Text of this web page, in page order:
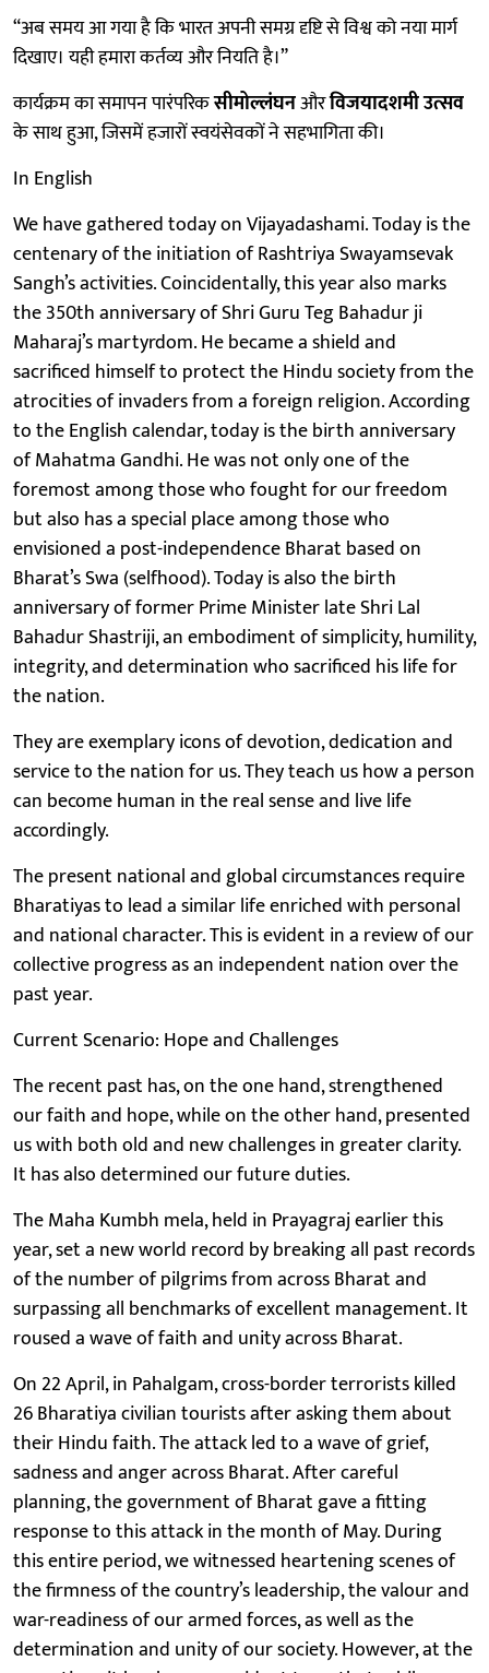
“अब समय आ गया है कि भारत अपनी समग्र दृष्टि से विश्व को नया मार्ग
दिखाए। यही हमारा कर्तव्य और नियति है।”
कार्यक्रम का समापन पारंपरिकसीमोल्लंघनऔरविजयादशमी उत्सव
के साथ हुआ, जिसमें हजारों स्वयंसेवकों ने सहभागिता की।
In English
We have gathered today on Vijayadashami. Today is the
centenary of the initiation of Rashtriya Swayamsevak
Sangh’s activities. Coincidentally, this year also marks
the 350th anniversary of Shri Guru Teg Bahadur ji
Maharaj’s martyrdom. He became a shield and
sacrificed himself to protect the Hindu society from the
atrocities of invaders from a foreign religion. According
to the English calendar, today is the birth anniversary
of Mahatma Gandhi. He was not only one of the
foremost among those who fought for our freedom
but also has a special place among those who
envisioned a post-independence Bharat based on
Bharat’s Swa (selfhood). Today is also the birth
anniversary of former Prime Minister late Shri Lal
Bahadur Shastriji, an embodiment of simplicity, humility,
integrity, and determination who sacrificed his life for
the nation.
They are exemplary icons of devotion, dedication and
service to the nation for us. They teach us how a person
can become human in the real sense and live life
accordingly.
The present national and global circumstances require
Bharatiyas to lead a similar life enriched with personal
and national character. This is evident in a review of our
collective progress as an independent nation over the
past year.
Current Scenario: Hope and Challenges
The recent past has, on the one hand, strengthened
our faith and hope, while on the other hand, presented
us with both old and new challenges in greater clarity.
It has also determined our future duties.
The Maha Kumbh mela, held in Prayagraj earlier this
year, set a new world record by breaking all past records
of the number of pilgrims from across Bharat and
surpassing all benchmarks of excellent management. It
roused a wave of faith and unity across Bharat.
On 22 April, in Pahalgam, cross-border terrorists killed
26 Bharatiya civilian tourists after asking them about
their Hindu faith. The attack led to a wave of grief,
sadness and anger across Bharat. After careful
planning, the government of Bharat gave a fitting
response to this attack in the month of May. During
this entire period, we witnessed heartening scenes of
the firmness of the country’s leadership, the valour and
war-readiness of our armed forces, as well as the
determination and unity of our society. However, at the